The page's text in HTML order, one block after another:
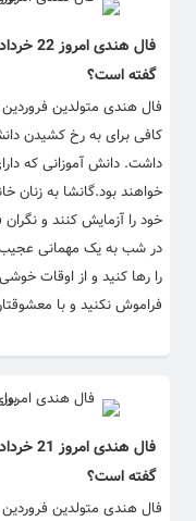
فال
گفته است؟
فال هندی متولدین
کافی برای به رخ کشیدن
داشت. دانش آموزانی که
خواهند بود.گانشا به زنان
خود را آزمایش کنند و
در شب به یک مهمانی
را رها کنید و از اوقات
فراموش نکنید و با
فال
گفته است؟
فال هندی متولدین